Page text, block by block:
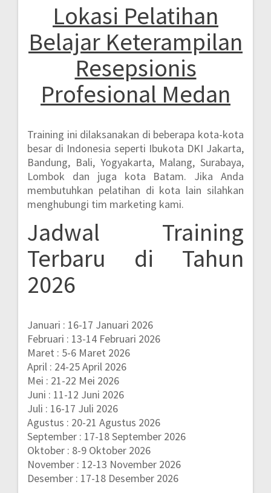
Lokasi Pelatihan
Belajar Keterampilan
Resepsionis
Profesional Medan
Training ini dilaksanakan di beberapa kota-kota
besar di Indonesia seperti Ibukota DKI Jakarta,
Bandung, Bali, Yogyakarta, Malang, Surabaya,
Lombok dan juga kota Batam. Jika Anda
membutuhkan pelatihan di kota lain silahkan
menghubungi tim marketing kami.
Jadwal Training
Terbaru di Tahun
2026
Januari : 16-17 Januari 2026
Februari : 13-14 Februari 2026
Maret : 5-6 Maret 2026
April : 24-25 April 2026
Mei : 21-22 Mei 2026
Juni : 11-12 Juni 2026
Juli : 16-17 Juli 2026
Agustus : 20-21 Agustus 2026
September : 17-18 September 2026
Oktober : 8-9 Oktober 2026
November : 12-13 November 2026
Desember : 17-18 Desember 2026